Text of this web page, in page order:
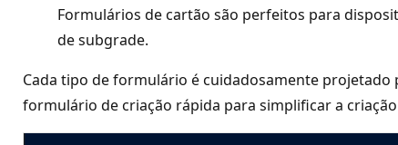
Formulários de cartão são perfeitos para
de subgrade.
Cada tipo de formulário é cuidadosamente projetado
formulário de criação rápida para simplificar a